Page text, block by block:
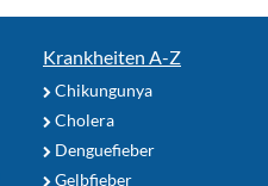
Krankheiten A-Z
Chikungunya
Cholera
Denguefieber
Gelbfieber